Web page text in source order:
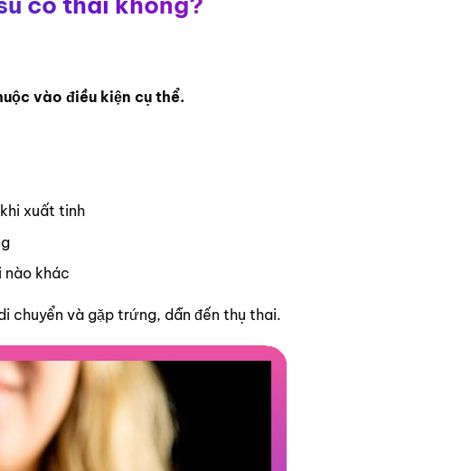
vào điều kiện cụ thể.
xuất tinh
nào khác
chuyển và gặp trứng, dẫn đến thụ thai.